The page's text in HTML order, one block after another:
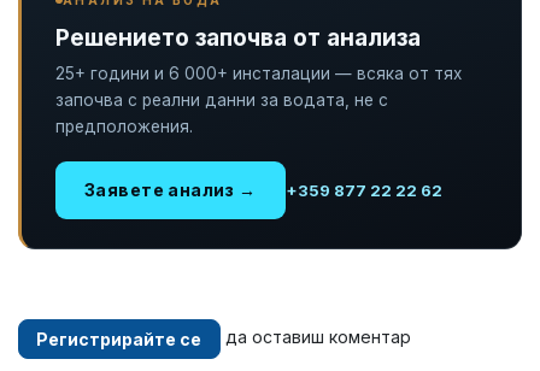
Решението започва от анализа
25+ години и 6 000+ инсталации — всяка от тях
започва с реални данни за водата, не с
предположения.
Заявете анализ → +359 877 22 22 62
Регистрирайте се да оставиш коментар